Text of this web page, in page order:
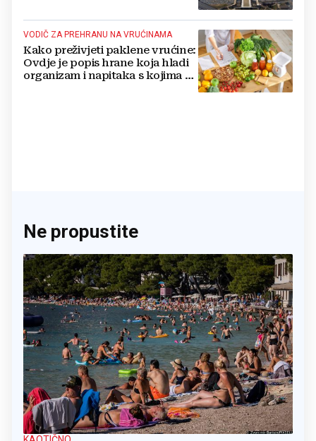
VODIČ ZA PREHRANU NA VRUĆINAMA
Kako preživjeti paklene vrućine:
Ovdje je popis hrane koja hladi
organizam i napitaka s kojima si
Ne propustite